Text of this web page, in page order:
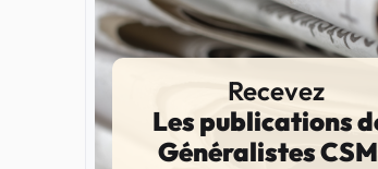
Recevez
Les publications
Généralistes